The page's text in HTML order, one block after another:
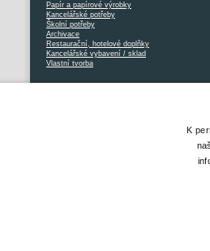
Papír a papírové výrobky
Kancelářské potřeby
Školní potřeby
Archivace
Restaurační, hotelové doplňky
Kancelářské vybavení / sklad
Vlastní tvorba
K